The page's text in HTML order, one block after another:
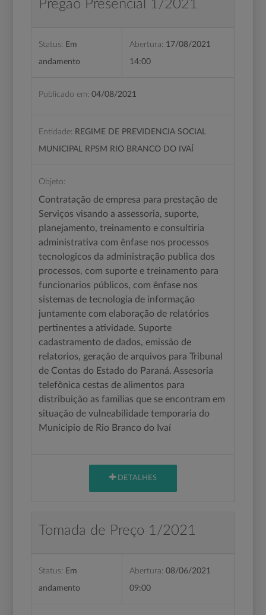
Pregão Presencial 1/2021
Status: Em
andamento
Abertura: 17/08/2021
14:00
Publicado em: 04/08/2021
Entidade: REGIME DE PREVIDENCIA SOCIAL
MUNICIPAL RPSM RIO BRANCO DO IVAÍ
Objeto:
Contratação de empresa para prestação de
Serviços visando a assessoria, suporte,
planejamento, treinamento e consultiria
administrativa com ênfase nos processos
tecnologicos da administração publica dos
processos, com suporte e treinamento para
funcionarios públicos, com ênfase nos
sistemas de tecnologia de informação
juntamente com elaboração de relatórios
pertinentes a atividade. Suporte
cadastramento de dados, emissão de
relatorios, geração de arquivos para Tribunal
de Contas do Estado do Paraná. Assesoria
telefônica cestas de alimentos para
distribuição as familias que se encontram em
situação de vulneabilidade temporaria do
Municipio de Rio Branco do Ivaí
DETALHES
Tomada de Preço 1/2021
Status: Em
andamento
Abertura: 08/06/2021
09:00